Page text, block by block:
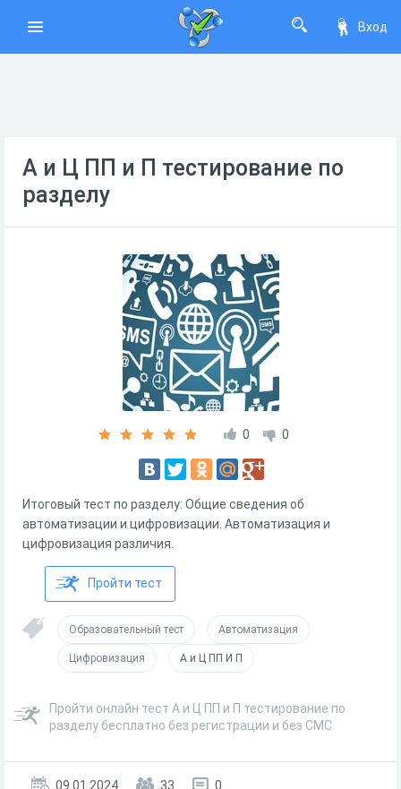
Вход
А и Ц ПП и П тестирование по
разделу
0 0
Итоговый тест по разделу: Общие сведения об
автоматизации и цифровизации. Автоматизация и
цифровизация различия.
Пройти тест
Образовательный тест Автоматизация
Цифровизация А и Ц ПП И П
Пройти онлайн тест А и Ц ПП и П тестирование по
разделу бесплатно без регистрации и без СМС
09.01.2024 33 0